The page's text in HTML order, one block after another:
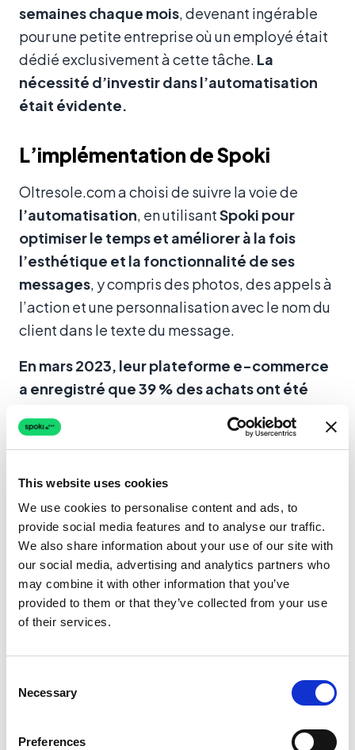
This website uses cookies
We use cookies to personalise content and ads, to
provide social media features and to analyse our traffic.
We also share information about your use of our site with
our social media, advertising and analytics partners who
may combine it with other information that you’ve
provided to them or that they’ve collected from your use
of their services.
Selection
Necessary
Preferences
semaines chaque mois, devenant ingérable
pour une petite entreprise où un employé était
dédié exclusivement à cette tâche. La
nécessité d’investir dans l’automatisation
était évidente.
L’implémentation de Spoki
Oltresole.com a choisi de suivre la voie de
l’automatisation, en utilisantSpoki pour
optimiser le temps et améliorer à la fois
l’esthétique et la fonctionnalité de ses
messages, y compris des photos, des appels à
l’action et une personnalisation avec le nom du
client dans le texte du message.
En mars 2023, leur plateforme e-commerce
a enregistré que 39 % des achats ont été
distribués via Spoki, une augmentation par
pourcentage avait encore augmenté à 47 %
La situation actuelle montre une augmentation
substantielle du nombre de contacts mensuels,
avec environ 600 nouveaux contacts par mois,
soit le double de 202, et unportefeuille actif
de 17 519 contacts, plus du double par
rapport à avant
gestion des contacts a été drastiquement
seulement 2-3 jours
Le processus reste similaire, mais
le mode a